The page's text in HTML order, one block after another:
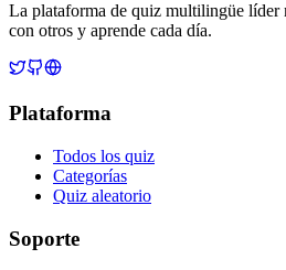
La plataforma de quiz multilingüe líder
con otros y aprende cada día.
Plataforma
Todos los quiz
Categorías
Quiz aleatorio
Soporte